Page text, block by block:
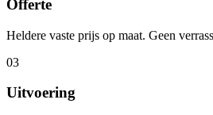
Offerte
Heldere vaste prijs op maat. Geen
03
Uitvoering